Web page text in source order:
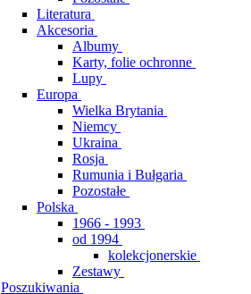
Literatura
Akcesoria
Albumy
Karty, folie ochronne
Lupy
Europa
Wielka Brytania
Niemcy
Ukraina
Rosja
Rumunia i Bułgaria
Pozostałe
Polska
1966 - 1993
od 1994
kolekcjonerskie
Zestawy
Poszukiwania